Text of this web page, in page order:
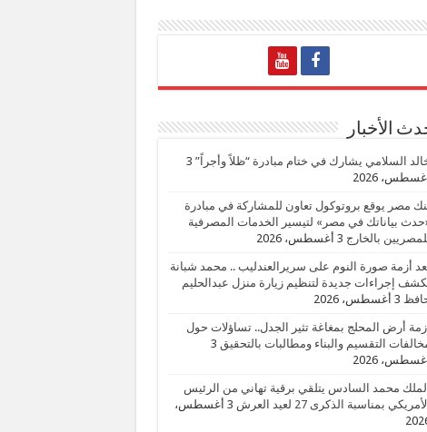
الأخبار
السلامي يشارك في ختام مبادرة “ظلاً وأجراً” 3
2026
مصر يوقع بروتوكول تعاون للمشاركة في مبادرة
بياناتك في مصر» لتيسير الخدمات المصرفية
بالخارج 3 أغسطس، 2026
أزمة صورة النوم على سريرالعندليب .. محمد شبانة
إجراءات جديدة لتنظيم زيارة منزل عبدالحليم
3 أغسطس، 2026
أرض المحلج بمغاغة تثير الجدل.. تساؤلات حول
التقسيم والبناء ومطالبات بالتحقيق 3
2026
الملك محمد السادس يتلقي برقية تهاني من الرئيس
الأمريكي بمناسبة الذكرى 27 لعيد العرش
3 أغسطس،